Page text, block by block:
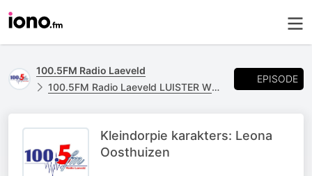
100.5FM Radio Laeveld
100.5FM Radio Laeveld LUISTER WEER
EPISODE
Kleindorpie karakters: Leona
Oosthuizen